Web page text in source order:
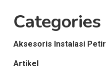
Categories
Aksesoris Instalasi Petir
Artikel